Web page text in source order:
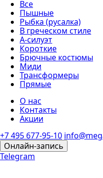
Все
Пышные
Рыбка (русалка)
В греческом стиле
А-силуэт
Короткие
Брючные костюмы
Миди
Трансформеры
Прямые
О нас
Контакты
Акции
+7 495 677-95-10
Онлайн-запись
Telegram